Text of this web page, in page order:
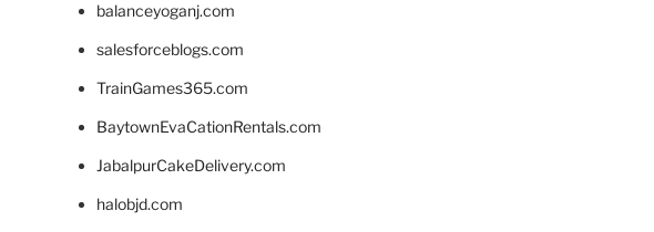
balanceyoganj.com
salesforceblogs.com
TrainGames365.com
BaytownEvaCationRentals.com
JabalpurCakeDelivery.com
halobjd.com